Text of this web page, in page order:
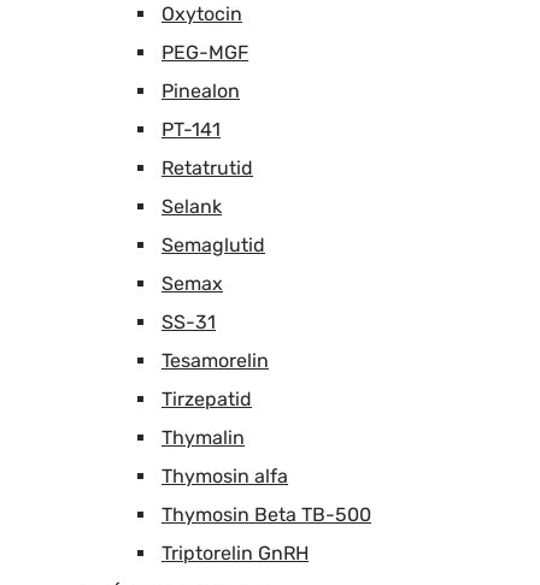
Oxytocin
PEG-MGF
Pinealon
PT-141
Retatrutid
Selank
Semaglutid
Semax
SS-31
Tesamorelin
Tirzepatid
Thymalin
Thymosin alfa
Thymosin Beta TB-500
Triptorelin GnRH